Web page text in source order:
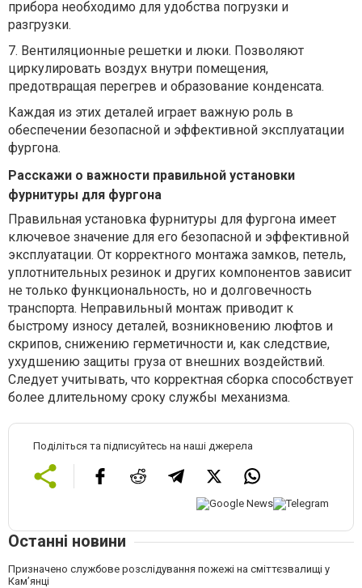
прибора необходимо для удобства погрузки и
разгрузки.
7. Вентиляционные решетки и люки. Позволяют
циркулировать воздух внутри помещения,
предотвращая перегрев и образование конденсата.
Каждая из этих деталей играет важную роль в
обеспечении безопасной и эффективной эксплуатации
фургона.
Расскажи о важности правильной установки
фурнитуры для фургона
Правильная установка фурнитуры для фургона имеет
ключевое значение для его безопасной и эффективной
эксплуатации. От корректного монтажа замков, петель,
уплотнительных резинок и других компонентов зависит
не только функциональность, но и долговечность
транспорта. Неправильный монтаж приводит к
быстрому износу деталей, возникновению люфтов и
скрипов, снижению герметичности и, как следствие,
ухудшению защиты груза от внешних воздействий.
Следует учитывать, что корректная сборка способствует
более длительному сроку службы механизма.
Поділіться та підписуйтесь на наші джерела
Останні новини
Призначено службове розслідування пожежі на сміттєзвалищі у
Кам’янці